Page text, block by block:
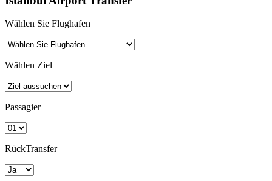
Wählen Sie Flughafen
Wählen Ziel
Passagier
RückTransfer